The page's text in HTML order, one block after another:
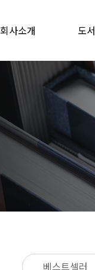
회사소개 도서
베스트셀러